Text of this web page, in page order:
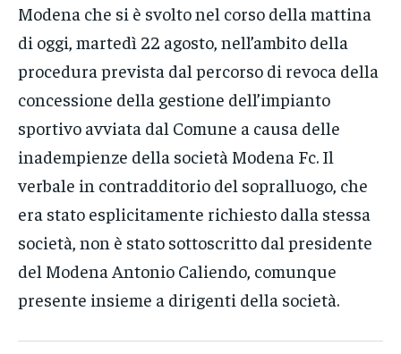
Modena che si è svolto nel corso della mattina
di oggi, martedì 22 agosto, nell’ambito della
procedura prevista dal percorso di revoca della
concessione della gestione dell’impianto
sportivo avviata dal Comune a causa delle
inadempienze della società Modena Fc. Il
verbale in contradditorio del sopralluogo, che
era stato esplicitamente richiesto dalla stessa
società, non è stato sottoscritto dal presidente
del Modena Antonio Caliendo, comunque
presente insieme a dirigenti della società.